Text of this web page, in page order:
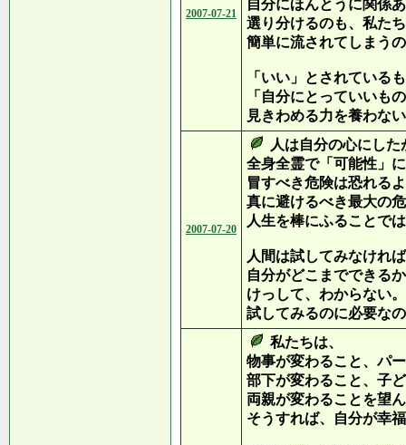
2007-07-21
自分にほんとうに関係
選り分けるのも、私た
簡単に流されてしまう
「いい」とされている
「自分にとっていいも
見きわめる力を養わな
2007-07-20
人は自分の心にした
全身全霊で「可能性」
冒すべき危険は恐れる
真に避けるべき最大の
人生を棒にふることで
人間は試してみなけれ
自分がどこまでできる
けっして、わからない。
試してみるのに必要な
私たちは、
物事が変わること、パ
部下が変わること、子
両親が変わることを望
そうすれば、自分が幸